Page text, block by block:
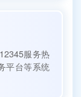
服务热
平台等系统